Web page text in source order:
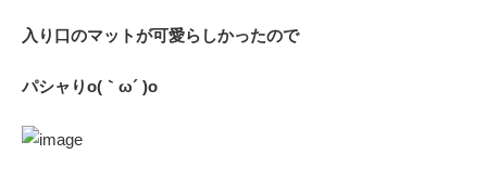
入り口のマットが可愛らしかったので
パシャりo(｀ω´ )o